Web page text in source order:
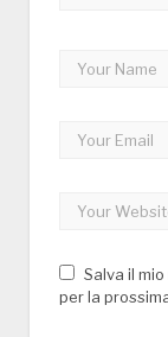
Salva il
per la